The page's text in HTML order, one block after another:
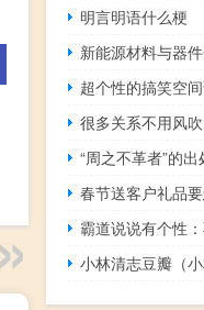
明言明语什么梗
新能源材料与器
很多关系不用风
“周之不革者”的出
春节送客户礼品
小林清志豆瓣（小